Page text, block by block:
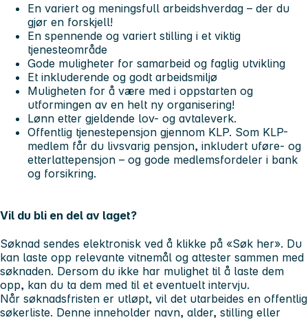
En variert og meningsfull arbeidshverdag – der du
gjør en forskjell!
En spennende og variert stilling i et viktig
tjenesteområde
Gode muligheter for samarbeid og faglig utvikling
Et inkluderende og godt arbeidsmiljø
Muligheten for å være med i oppstarten og
utformingen av en helt ny organisering!
Lønn etter gjeldende lov- og avtaleverk.
Offentlig tjenestepensjon gjennom KLP. Som KLP-
medlem får du livsvarig pensjon, inkludert uføre- og
etterlattepensjon – og gode medlemsfordeler i bank
og forsikring.
Vil du bli en del av laget?
Søknad sendes elektronisk ved å klikke på «Søk her». Du
kan laste opp relevante vitnemål og attester sammen med
søknaden. Dersom du ikke har mulighet til å laste dem
opp, kan du ta dem med til et eventuelt intervju.
Når søknadsfristen er utløpt, vil det utarbeides en offentlig
søkerliste. Denne inneholder navn, alder, stilling eller